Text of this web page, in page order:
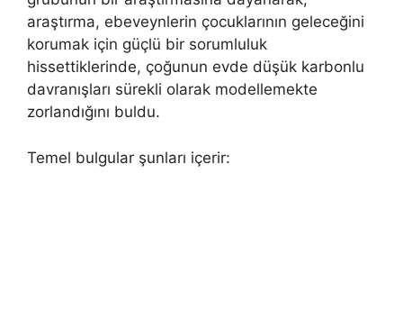
araştırma, ebeveynlerin çocuklarının geleceğini
korumak için güçlü bir sorumluluk
hissettiklerinde, çoğunun evde düşük karbonlu
davranışları sürekli olarak modellemekte
zorlandığını buldu.
Temel bulgular şunları içerir: